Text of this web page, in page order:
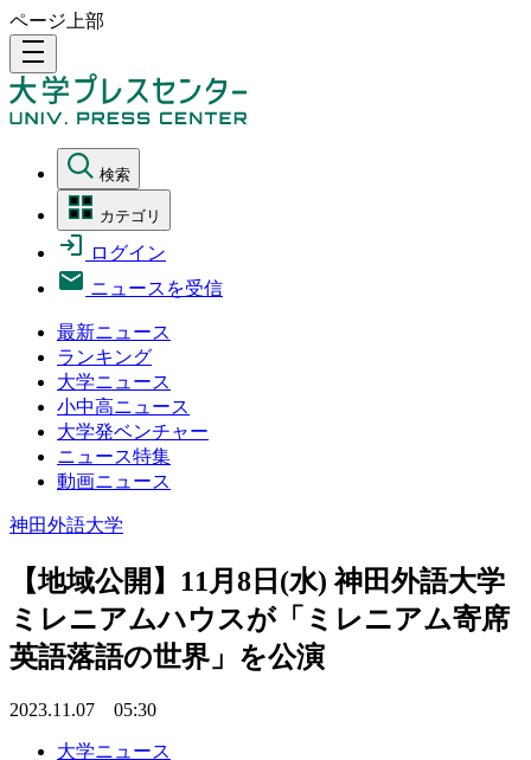
ページ上部
density_medium
検索
カテゴリ
ログイン
ニュースを受信
最新ニュース
ランキング
大学ニュース
小中高ニュース
大学発ベンチャー
ニュース特集
動画ニュース
神田外語大学
【地域公開】11月8日(水) 神田外語大学
ミレニアムハウスが「ミレニアム寄席
英語落語の世界」を公演
2023.11.07 05:30
大学ニュース